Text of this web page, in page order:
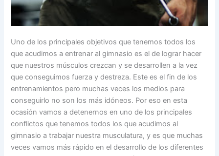
Uno de los principales objetivos que tenemos todos los
que acudimos a entrenar al gimnasio es el de lograr hacer
que nuestros músculos crezcan y se desarrollen a la vez
que conseguimos fuerza y destreza. Este es el fin de los
entrenamientos pero muchas veces los medios para
conseguirlo no son los más idóneos. Por eso en esta
ocasión vamos a detenernos en uno de los principales
conflictos que tenemos todos los que acudimos al
gimnasio a trabajar nuestra musculatura, y es que muchas
veces vamos más rápido en el desarrollo de los diferentes